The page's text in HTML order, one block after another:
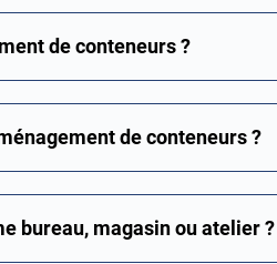
de conteneurs ?
de conteneurs ?
bureau, magasin ou atelier ?